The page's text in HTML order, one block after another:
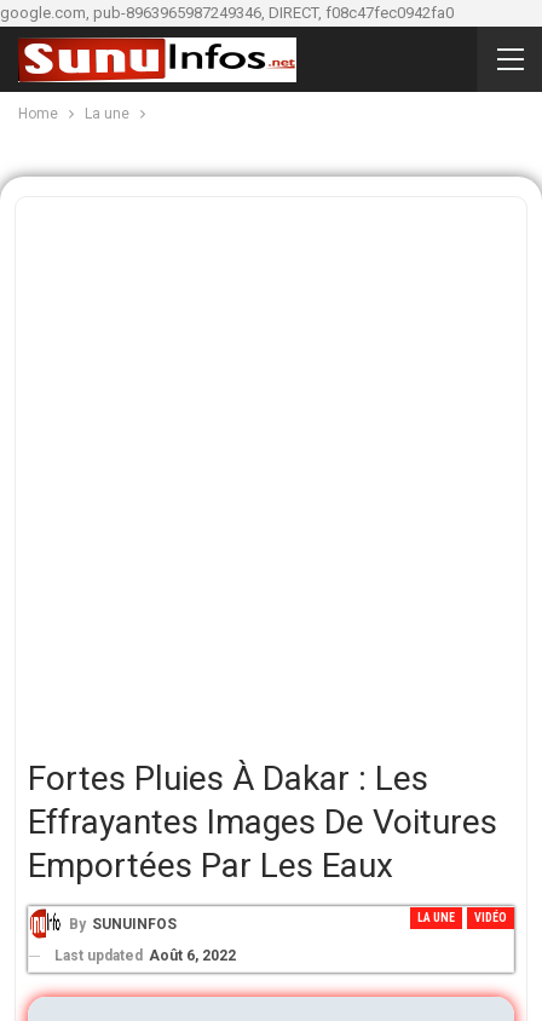
google.com, pub-8963965987249346, DIRECT, f08c47fec0942fa0
Home La une
Fortes Pluies À Dakar : Les
Effrayantes Images De Voitures
Emportées Par Les Eaux
LA UNE VIDÉO
By SUNUINFOS
Last updated Août 6, 2022